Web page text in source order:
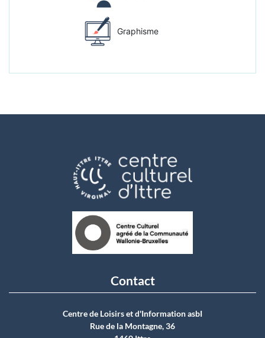
Graphisme
Contact
Centre de Loisirs et d'Information asbI
Rue de la Montagne, 36